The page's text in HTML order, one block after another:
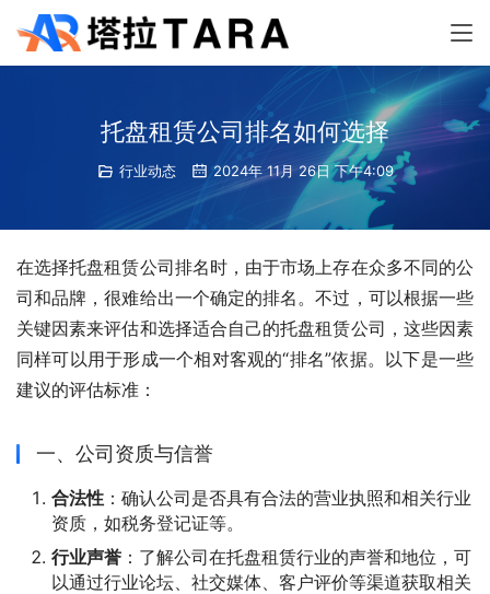
托盘租赁公司排名如何选择
行业动态 2024年 11月 26日 下午4:09
在选择托盘租赁公司排名时，由于市场上存在众多不同的公
司和品牌，很难给出一个确定的排名。不过，可以根据一些
关键因素来评估和选择适合自己的托盘租赁公司，这些因素
同样可以用于形成一个相对客观的“排名”依据。以下是一些
建议的评估标准：
一、公司资质与信誉
合法性 ：确认公司是否具有合法的营业执照和相关行业
资质，如税务登记证等。
行业声誉 ：了解公司在托盘租赁行业的声誉和地位，可
以通过行业论坛、社交媒体、客户评价等渠道获取相关